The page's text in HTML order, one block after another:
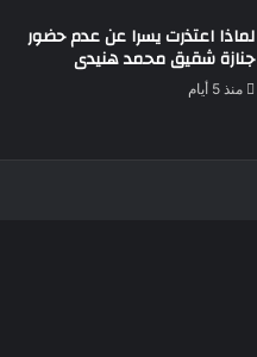
لماذا اعتذرت يسرا عن عدم حضور
جنازة شقيق محمد هنيدى
منذ 5 أيام